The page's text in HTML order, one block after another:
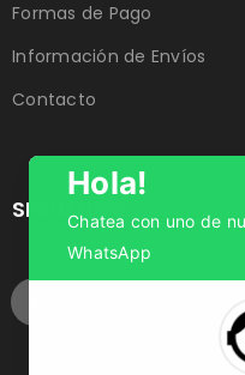
Formas de Pago
Información de Envíos
Contacto
SIGUENOS
Hola!
Chatea con uno de
WhatsApp